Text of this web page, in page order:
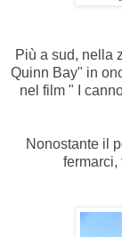
Più a sud, nella
Quinn Bay" in
nel film " I
Nonostante il
fermarci,